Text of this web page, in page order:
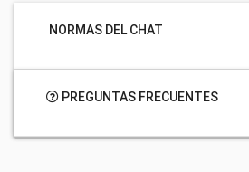
NORMAS DEL CHAT
PREGUNTAS FRECUENTES